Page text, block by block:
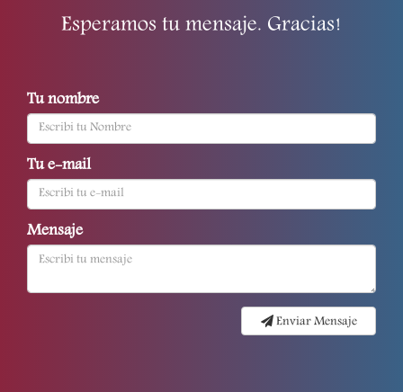
Esperamos tu mensaje. Gracias!
Tu nombre
Tu e-mail
Mensaje
Enviar Mensaje